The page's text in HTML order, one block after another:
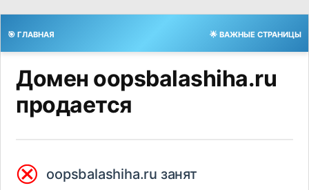
🎯 ГЛАВНАЯ 🌟 ВАЖНЫЕ СТРАНИЦЫ
Домен oopsbalashiha.ru
продается
⮿ oopsbalashiha.ru занят